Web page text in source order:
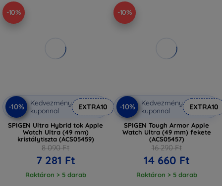
-10%
-10%
Kedvezmény
kuponnal
EXTRA10
SPIGEN Ultra Hybrid tok Apple
Watch Ultra (49 mm)
kristálytiszta (ACS05459)
8 090 Ft
7 281 Ft
Raktáron > 5 darab
-10%
-10%
Kedvezmény
kuponnal
EXTRA10
SPIGEN Tough Armor Apple
Watch Ultra (49 mm) fekete
(ACS05457)
16 290 Ft
14 660 Ft
Raktáron > 5 darab